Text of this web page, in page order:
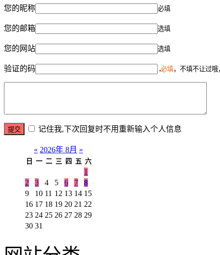
您的昵称 必填
您的邮箱 选填
您的网站 选填
验证的码 必填，不填不让过
记住我,下次回复时不用重新输入个人信息
« 2026年 8月 »
日 一 二 三 四 五 六
1
2
3 4 5 6 7
8
9
10 11 12 13 14 15
16 17 18 19 20 21 22
23 24 25 26 27 28 29
30 31